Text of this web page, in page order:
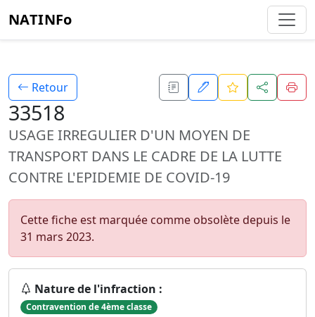
NATINFo
Retour
33518
USAGE IRREGULIER D'UN MOYEN DE
TRANSPORT DANS LE CADRE DE LA LUTTE
CONTRE L'EPIDEMIE DE COVID-19
Cette fiche est marquée comme obsolète depuis le
31 mars 2023.
Nature de l'infraction :
Contravention de 4ème classe